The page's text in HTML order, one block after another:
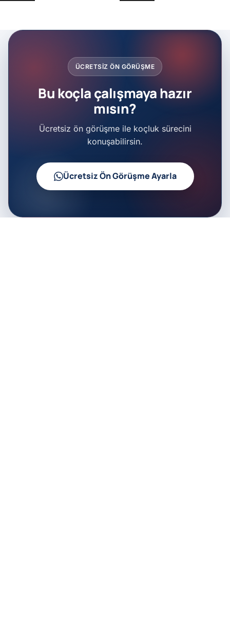
ÜCRETSIZ ÖN GÖRÜŞME
Bu koçla çalışmaya hazır
mısın?
Ücretsiz ön görüşme ile koçluk sürecini
konuşabilirsin.
Ücretsiz Ön Görüşme Ayarla